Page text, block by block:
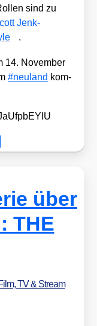
sind zu
Jenk­
.
14. Novem­ber
#neu­land kom­
über
THE
TV & Stream